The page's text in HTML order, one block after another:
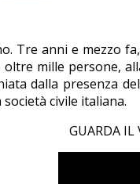
Tre anni e mezzo
mille persone,
dalla presenza
civile italiana.
GUARDA IL